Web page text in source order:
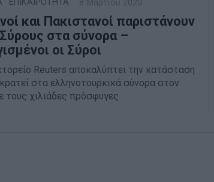
ΕΠΙΚΑΙΡΟΤΗΤΑ 8 Μαρτίου 2020
και Πακιστανοί παριστάνουν
στα σύνορα –
οι Σύροι
Reuters αποκαλύπτει την κατάσταση
στα ελληνοτουρκικά σύνορα στον
τους χιλιάδες πρόσφυγες